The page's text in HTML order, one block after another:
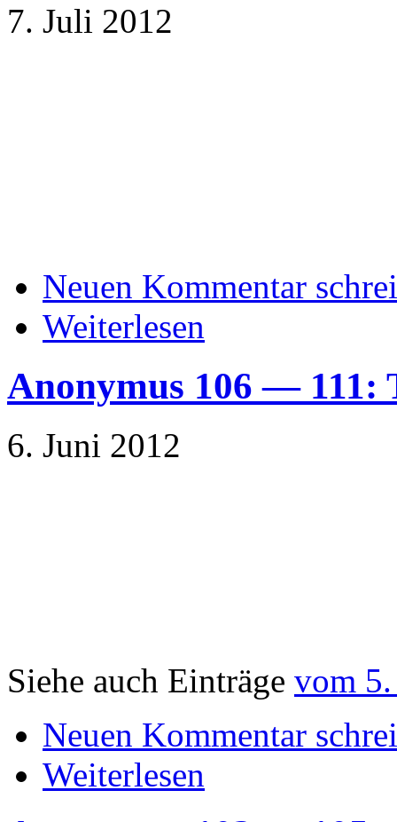
7. Juli 2012
Neuen Kommentar
Weiterlesen
Anonymus 106 — 111:
6. Juni 2012
Siehe auch Einträge vom
Neuen Kommentar
Weiterlesen